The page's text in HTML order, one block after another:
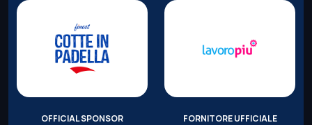
OFFICIAL SPONSOR FORNITORE UFFICIALE